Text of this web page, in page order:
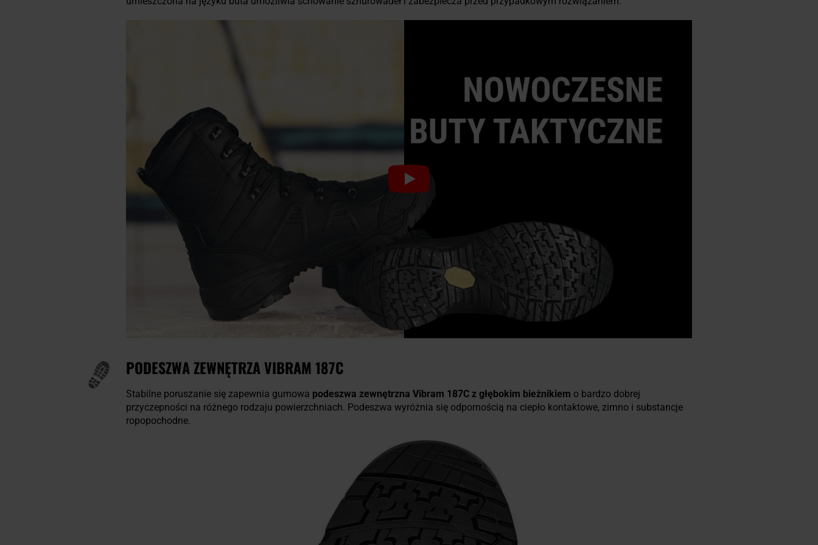
PODESZWA ZEWNĘTRZA VIBRAM 187C
Stabilne poruszanie się zapewnia gumowa podeszwa zewnętrzna Vibram 187C z głębokim bieżnikiem o bardzo dobrej
przyczepności na różnego rodzaju powierzchniach. Podeszwa wyróżnia się odpornością na ciepło kontaktowe, zimno i substancje
ropopochodne.